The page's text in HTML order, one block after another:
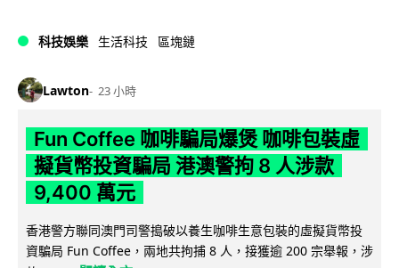
科技娛樂 生活科技 區塊鏈
Lawton 23 小時
Fun Coffee 咖啡騙局爆煲 咖啡包裝虛
擬貨幣投資騙局 港澳警拘 8 人涉款
9,400 萬元
香港警方聯同澳門司警搗破以養生咖啡生意包裝的虛擬貨幣投
資騙局 Fun Coffee，兩地共拘捕 8 人，接獲逾 200 宗舉報，涉